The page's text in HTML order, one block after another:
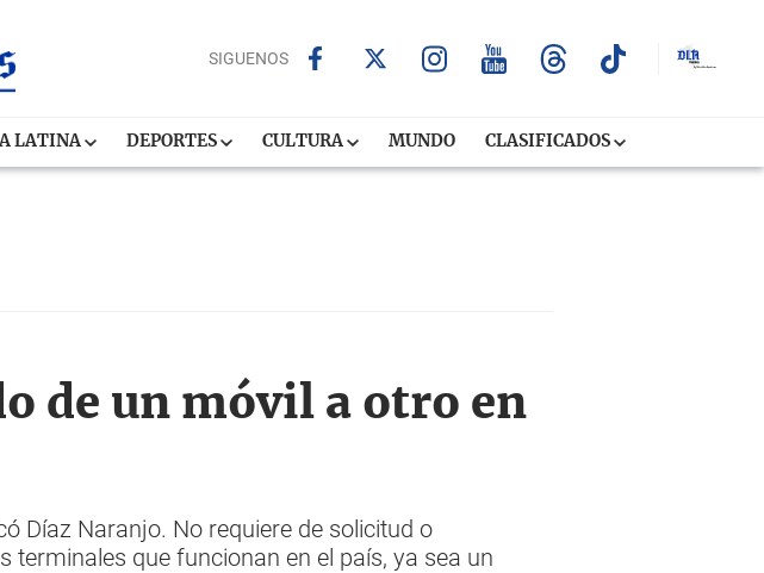
SIGUENOS
LATINA DEPORTES CULTURA MUNDO CLASIFICADOS
de un móvil a otro en
Díaz Naranjo. No requiere de solicitud o
que funcionan en el país, ya sea un